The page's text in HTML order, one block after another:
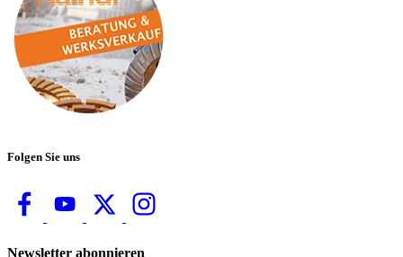
Folgen Sie uns
Newsletter abonnieren